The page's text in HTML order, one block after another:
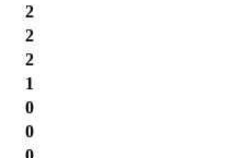
2
2
2
1
0
0